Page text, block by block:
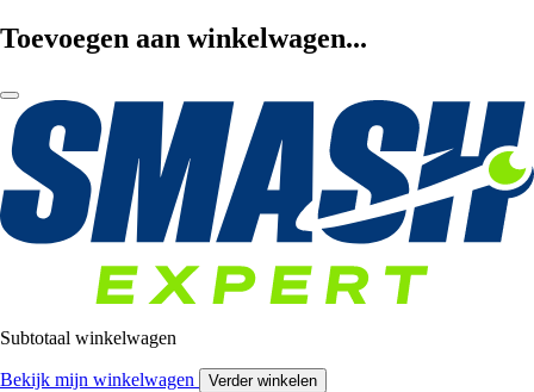
Toevoegen aan winkelwagen...
Subtotaal winkelwagen
Bekijk mijn winkelwagen Verder winkelen